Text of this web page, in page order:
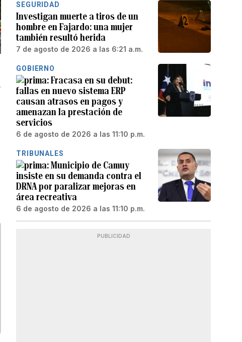
SEGURIDAD
Investigan muerte a tiros de un
hombre en Fajardo: una mujer
también resultó herida
7 de agosto de 2026 a las 6:21 a.m.
GOBIERNO
Fracasa en su debut:
fallas en nuevo sistema ERP
causan atrasos en pagos y
amenazan la prestación de
servicios
6 de agosto de 2026 a las 11:10 p.m.
TRIBUNALES
Municipio de Camuy
insiste en su demanda contra el
DRNA por paralizar mejoras en
área recreativa
6 de agosto de 2026 a las 11:10 p.m.
PUBLICIDAD